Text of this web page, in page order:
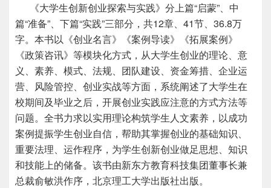
《大学生创新创业探索与实践》分上篇“启蒙”、中
篇“准备”、下篇“实践”三部分，共12章、41节、36.8万
字。本书以《创业名言》《案例导读》《拓展案例》
《政策咨讯》等模块化方式，从大学生创业的理论、意
义、素养、模式、法规、团队建设、资金筹措、企业运
营、风险管控、创业实战等方面，系统阐述了大学生在
校期间及毕业之后，开展创业实践应注意的方式方法等
问题。全书力求以实用理论构筑学生人文素养，以成功
案例提振学生创业自信，帮助其掌握创业的基础知识、
重要法理、运作程序，为学生创新创业做足思想、知识
和技能上的储备。该书由新东方教育科技集团董事长兼
总裁俞敏洪作序，北京理工大学出版社出版。